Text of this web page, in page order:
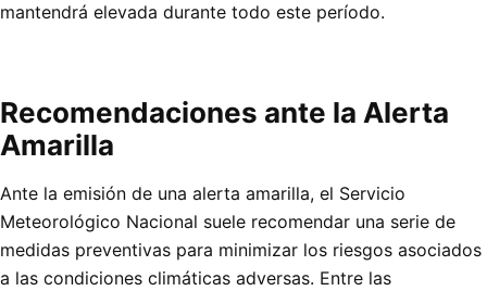
mantendrá elevada durante todo este período.
Recomendaciones ante la Alerta
Amarilla
Ante la emisión de una alerta amarilla, el Servicio
Meteorológico Nacional suele recomendar una serie de
medidas preventivas para minimizar los riesgos asociados
a las condiciones climáticas adversas. Entre las